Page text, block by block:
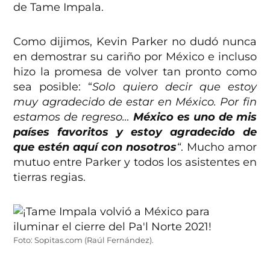
de Tame Impala.
Como dijimos, Kevin Parker no dudó nunca
en demostrar su cariño por México e incluso
hizo la promesa de volver tan pronto como
sea posible: “Solo quiero decir que estoy
muy agradecido de estar en México. Por fin
estamos de regreso…México es uno de mis
países favoritos y estoy agradecido de
que estén aquí con nosotros“. Mucho amor
mutuo entre Parker y todos los asistentes en
tierras regias.
Foto: Sopitas.com (Raúl Fernández).